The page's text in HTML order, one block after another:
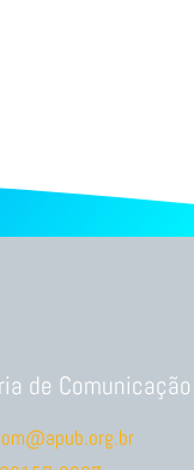
de Comunicação